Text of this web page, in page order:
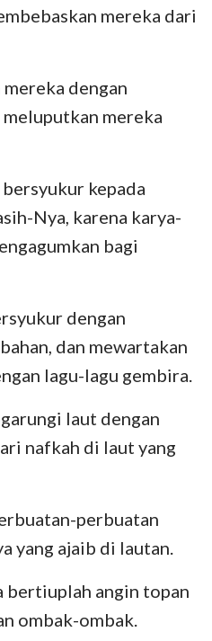
mereka dari
dengan
mereka
kepada
Nya, karena karya-
bagi
dengan
dan mewartakan
lagu-lagu gembira.
laut dengan
nafkah di laut yang
perbuatan
yang ajaib di lautan.
bertiuplah angin topan
ombak-ombak.